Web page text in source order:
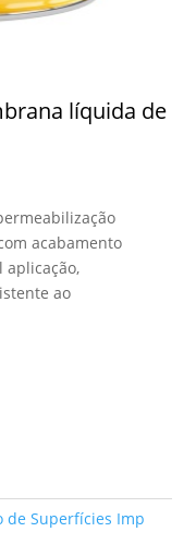
líquida de
acabamento
aplicação,
ao
de Superfícies Imp